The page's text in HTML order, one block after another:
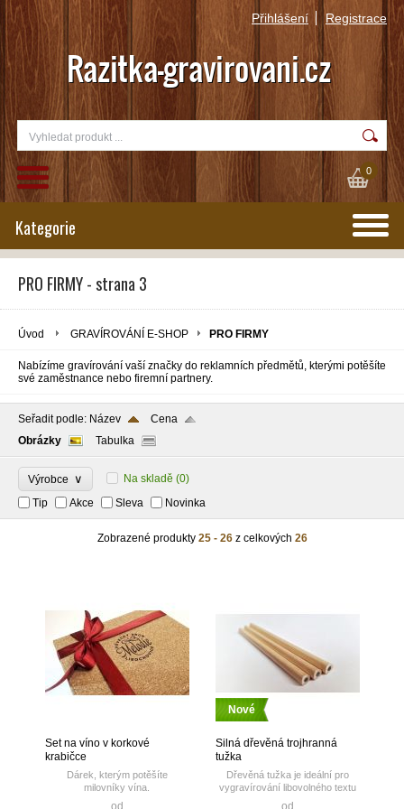
Přihlášení Registrace
0
Kategorie
PRO FIRMY - strana 3
Úvod GRAVÍROVÁNÍ E-SHOP PRO FIRMY
Nabízíme gravírování vaší značky do reklamních předmětů, kterými potěšíte
své zaměstnance nebo firemní partnery.
Seřadit podle: Název
Cena
Obrázky
Tabulka
Výrobce ∨ Na skladě (0)
Tip
Akce Sleva Novinka
Zobrazené produkty 25 - 26z celkových 26
Set na víno v korkové
krabičce
Dárek, kterým potěšíte
milovníky vína.
Gravírování firemního loga nebo
od
Nové
Silná dřevěná trojhranná
tužka
Dřevěná tužka je ideální pro
vygravírování libovolného textu
dle vašeho přání.
od